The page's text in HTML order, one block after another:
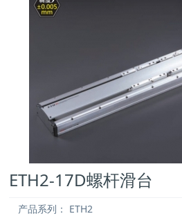
ETH2-17D螺杆滑台
产品系列： ETH2